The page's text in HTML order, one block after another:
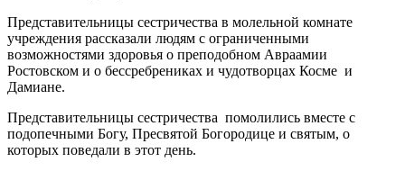
Представительницы сестричества в молельной комнате
учреждения рассказали людям с ограниченными
возможностями здоровья о преподобном Авраамии
Ростовском и о бессребрениках и чудотворцах Косме и
Дамиане.
Представительницы сестричества помолились вместе с
подопечными Богу, Пресвятой Богородице и святым, о
которых поведали в этот день.